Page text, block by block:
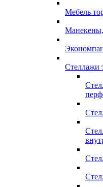
Мебель
Манекены,
Стеллажи